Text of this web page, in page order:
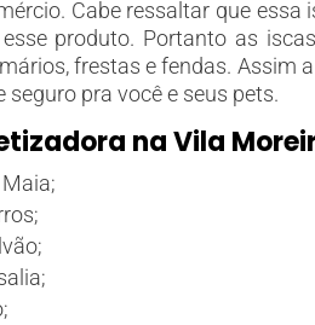
Cabe ressaltar que essa
produto. Portanto as
frestas e fendas. Assim
pra você e seus pets.
na Vila